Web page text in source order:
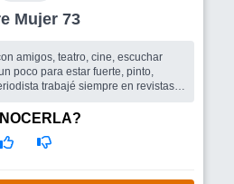
Tigre Mujer 73
amigos, teatro, cine, escuchar
hombre